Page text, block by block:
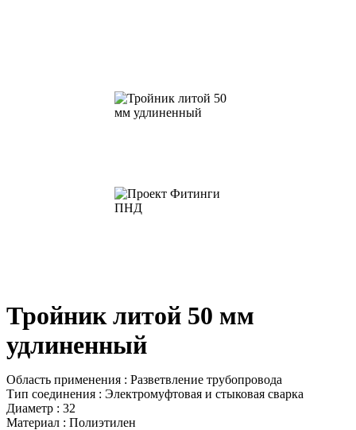
Тройник литой 50 мм
удлиненный
Область применения : Разветвление трубопровода
Тип соединения : Электромуфтовая и стыковая сварка
Диаметр : 32
Материал : Полиэтилен